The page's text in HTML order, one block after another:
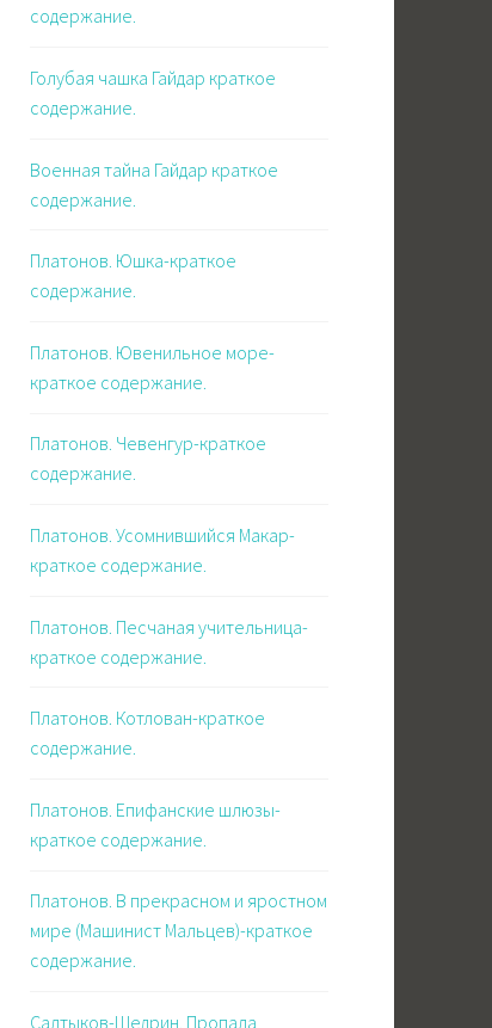
содержание.
Голубая чашка Гайдар краткое
содержание.
Военная тайна Гайдар краткое
содержание.
Платонов. Юшка-краткое
содержание.
Платонов. Ювенильное море-
краткое содержание.
Платонов. Чевенгур-краткое
содержание.
Платонов. Усомнившийся Макар-
краткое содержание.
Платонов. Песчаная учительница-
краткое содержание.
Платонов. Котлован-краткое
содержание.
Платонов. Епифанские шлюзы-
краткое содержание.
Платонов. В прекрасном и яростном
мире (Машинист Мальцев)-краткое
содержание.
Салтыков-Щедрин. Пропала